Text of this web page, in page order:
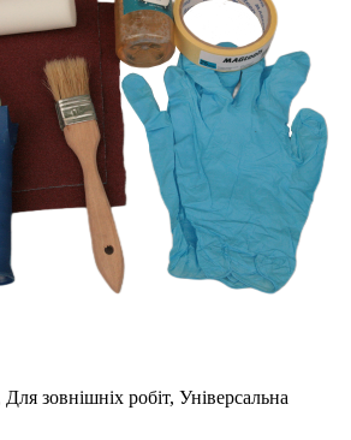
зовнішніх робіт, Універсальна